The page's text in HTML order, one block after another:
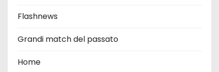
Flashnews
Grandi match del passato
Home